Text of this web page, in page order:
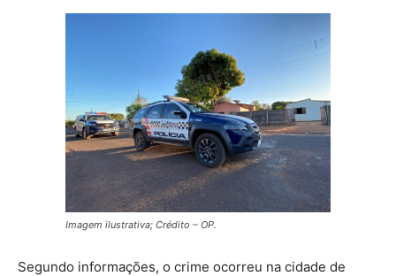
Imagem ilustrativa; Crédito – OP.
Segundo informações, o crime ocorreu na cidade de